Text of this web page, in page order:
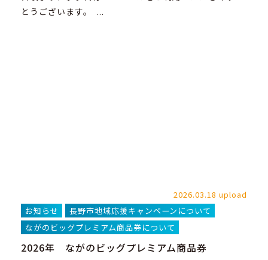
とうございます。 ...
2026.03.18 upload
お知らせ
長野市地域応援キャンペーンについて
ながのビッグプレミアム商品券について
2026年 ながのビッグプレミアム商品券